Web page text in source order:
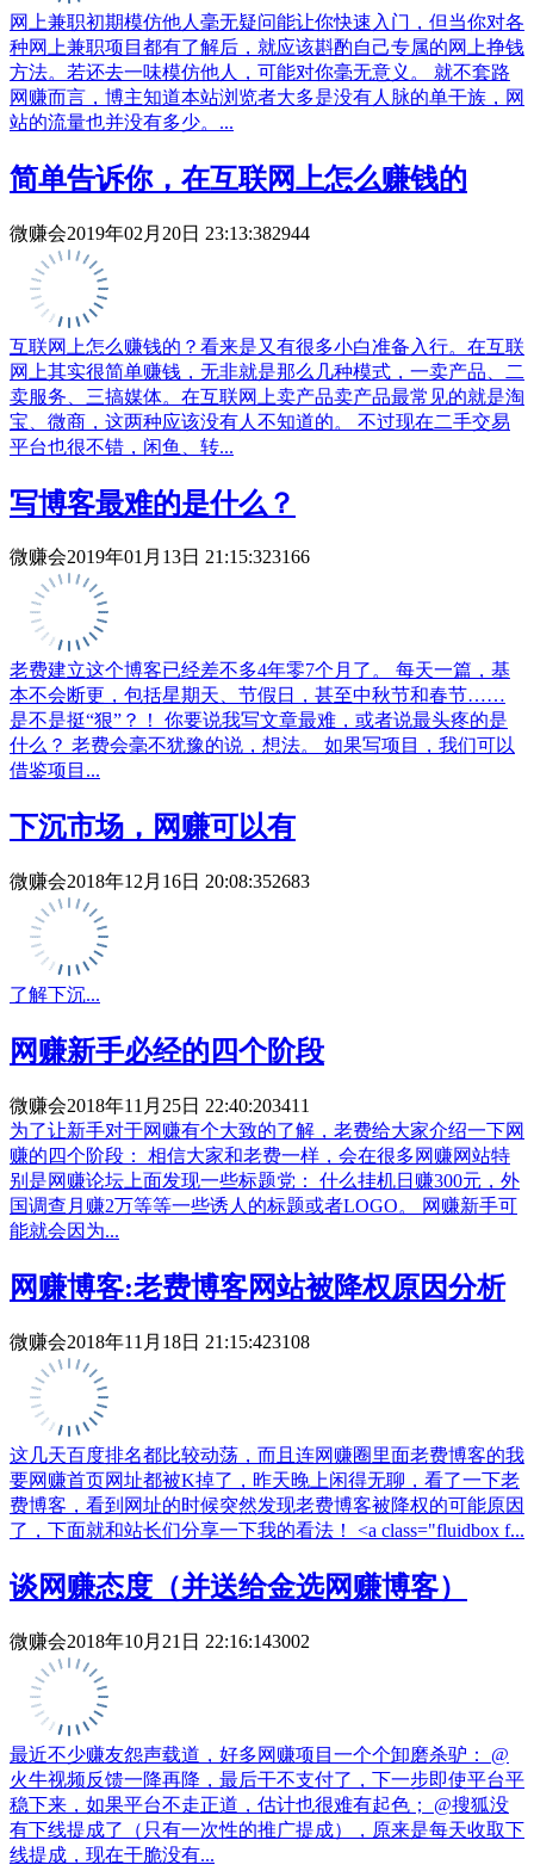
网上兼职初期模仿他人毫无疑问能让你快速入门，但当你对各
种网上兼职项目都有了解后，就应该斟酌自己专属的网上挣钱
方法。若还去一味模仿他人，可能对你毫无意义。 就不套路
网赚而言，博主知道本站浏览者大多是没有人脉的单干族，网
站的流量也并没有多少。...
简单告诉你，在互联网上怎么赚钱的
微赚会2019年02月20日 23:13:382944
互联网上怎么赚钱的？看来是又有很多小白准备入行。在互联
网上其实很简单赚钱，无非就是那么几种模式，一卖产品、二
卖服务、三搞媒体。在互联网上卖产品卖产品最常见的就是淘
宝、微商，这两种应该没有人不知道的。 不过现在二手交易
平台也很不错，闲鱼、转...
写博客最难的是什么？
微赚会2019年01月13日 21:15:323166
老费建立这个博客已经差不多4年零7个月了。 每天一篇，基
本不会断更，包括星期天、节假日，甚至中秋节和春节……
是不是挺“狠”？！ 你要说我写文章最难，或者说最头疼的是
什么？ 老费会毫不犹豫的说，想法。 如果写项目，我们可以
借鉴项目...
下沉市场，网赚可以有
微赚会2018年12月16日 20:08:352683
了解下沉...
网赚新手必经的四个阶段
微赚会2018年11月25日 22:40:203411
为了让新手对于网赚有个大致的了解，老费给大家介绍一下网
赚的四个阶段： 相信大家和老费一样，会在很多网赚网站特
别是网赚论坛上面发现一些标题党： 什么挂机日赚300元，外
国调查月赚2万等等一些诱人的标题或者LOGO。 网赚新手可
能就会因为...
网赚博客:老费博客网站被降权原因分析
微赚会2018年11月18日 21:15:423108
这几天百度排名都比较动荡，而且连网赚圈里面老费博客的我
要网赚首页网址都被K掉了，昨天晚上闲得无聊，看了一下老
费博客，看到网址的时候突然发现老费博客被降权的可能原因
了，下面就和站长们分享一下我的看法！ ˂a class="fluidbox f...
谈网赚态度（并送给金选网赚博客）
微赚会2018年10月21日 22:16:143002
最近不少赚友怨声载道，好多网赚项目一个个卸磨杀驴： @
火牛视频反馈一降再降，最后干不支付了，下一步即使平台平
稳下来，如果平台不走正道，估计也很难有起色； @搜狐没
有下线提成了（只有一次性的推广提成），原来是每天收取下
线提成，现在干脆没有...